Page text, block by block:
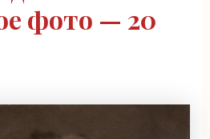
фото — 20